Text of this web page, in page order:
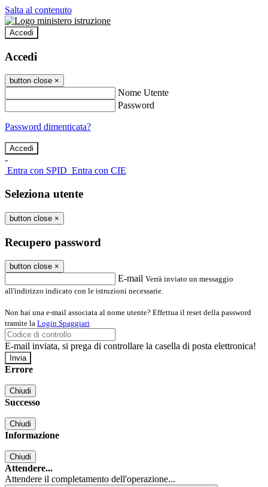
Salta al contenuto
Accedi
Accedi
button close ×
Nome Utente
Password
Password dimenticata?
-
Entra con SPID Entra con CIE
Seleziona utente
button close ×
Recupero password
button close ×
E-mail Verrà inviato un messaggio
all'indirizzo indicato con le istruzioni necessarie.
Non hai una e-mail associata al nome utente? Effettua il reset della password
tramite la Login Spaggiari
E-mail inviata, si prega di controllare la casella di posta elettronica!
Errore
Chiudi
Successo
Chiudi
Informazione
Chiudi
Attendere...
Attendere il completamento dell'operazione...